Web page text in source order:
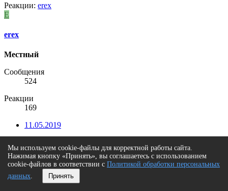
Реакции: erex
E
erex
Местный
Сообщения
524
Реакции
169
11.05.2019
Мы используем cookie-файлы для корректной работы сайта.
Нажимая кнопку «Принять», вы соглашаетесь с использованием
cookie-файлов в соответствии с Политикой обработки персональных
данных. Принять